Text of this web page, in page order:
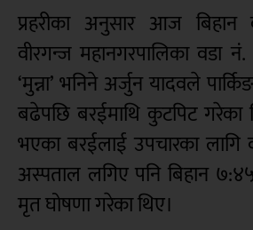
प्रहरीका अनुसार आज
वीरगन्ज महानगरपालिका वडा नं.
‘मुन्ना’ भनिने अर्जुन यादवले
बढेपछि बरईमाथि कुटपिट गरेका
भएका बरईलाई उपचारका लागि
अस्पताल लगिए पनि बिहान
मृत घोषणा गरेका थिए।